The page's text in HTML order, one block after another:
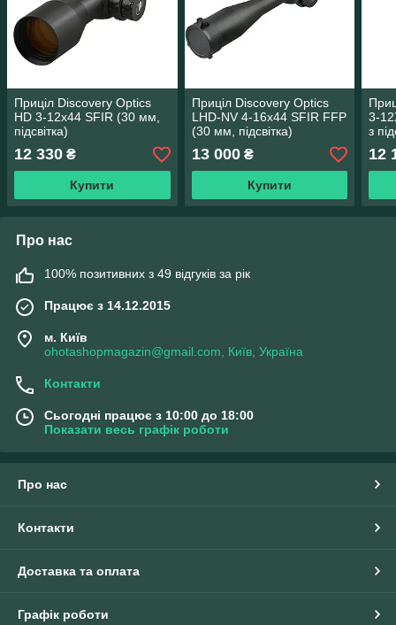
Приціл Discovery Optics
HD 3-12x44 SFIR (30 мм,
підсвітка)
12 330 ₴
Купити
Приціл Discovery Optics
LHD-NV 4-16x44 SFIR FFP
(30 мм, підсвітка)
13 000₴
Купити
3-
з
12
Про нас
100% позитивних з 49 відгуків за рік
Працює з 14.12.2015
м. Київ
ohotashopmagazin@gmail.com, Київ, Україна
Контакти
Сьогодні працює з 10:00 до 18:00
Показати весь графік роботи
Про нас
Контакти
Доставка та оплата
Графік роботи